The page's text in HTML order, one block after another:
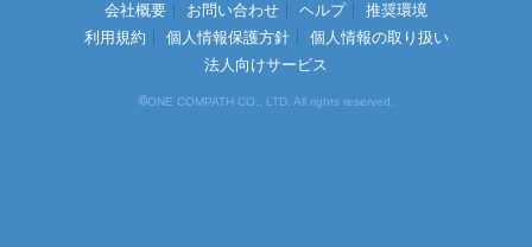
会社概要
お問い合わせ ヘルプ
推奨環境
利用規約
個人情報保護方針
個人情報の取り扱い
法人向けサービス
©ONE COMPATH CO., LTD. All rights reserved.